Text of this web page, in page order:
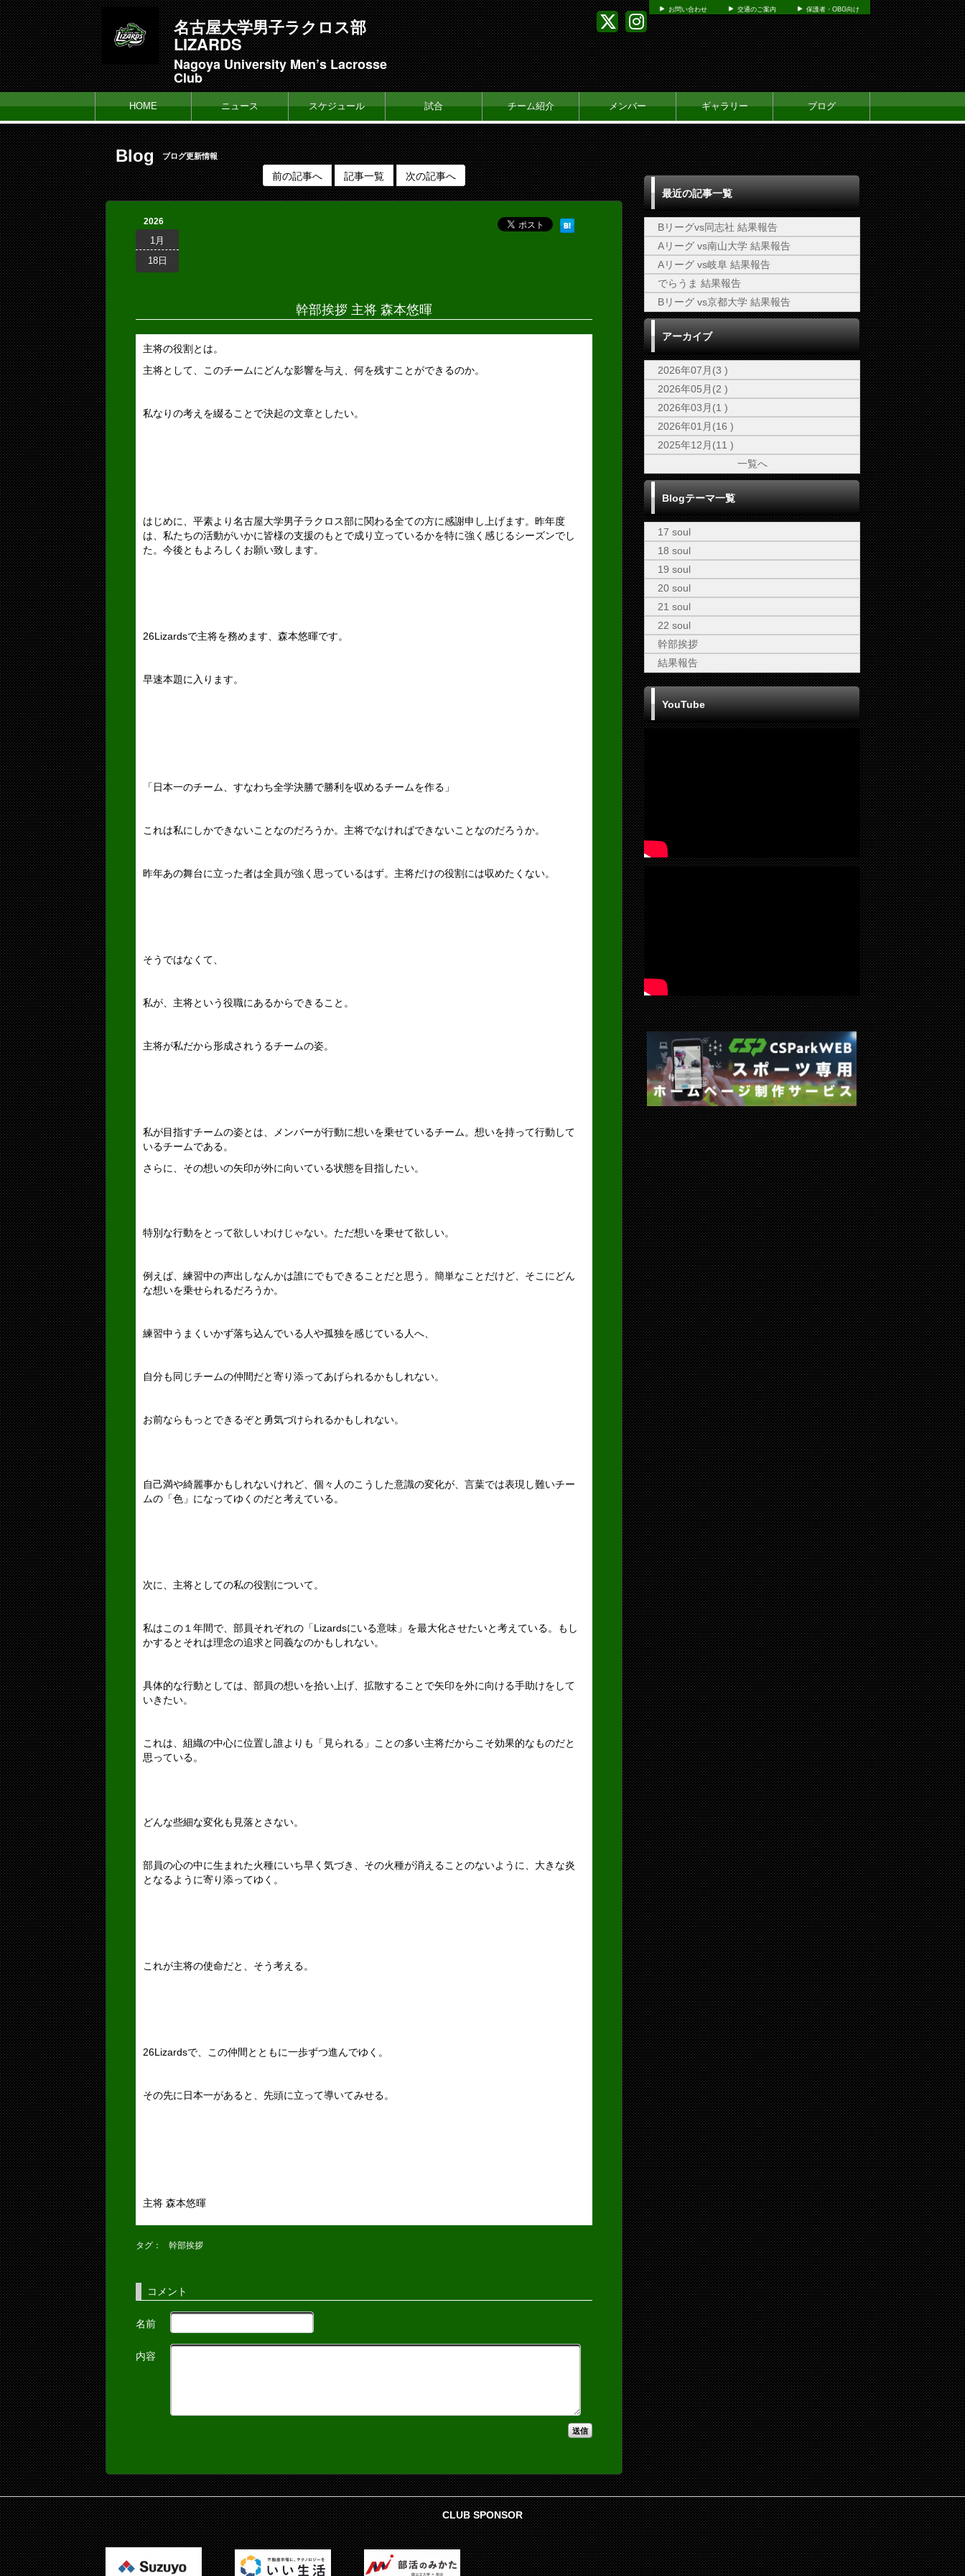
お問い合わせ 交通のご案内 保護者・OBG向け
名古屋大学男子ラクロス部
LIZARDS
Nagoya University Men’s Lacrosse
Club
HOME ニュース スケジュール 試合 チーム紹介 メンバー ギャラリー ブログ
Blog ブログ更新情報
前の記事へ 記事一覧 次の記事へ
2026
1月
18日
幹部挨拶 主将 森本悠暉
主将の役割とは。
主将として、このチームにどんな影響を与え、何を残すことができるのか。
私なりの考えを綴ることで決起の文章としたい。
はじめに、平素より名古屋大学男子ラクロス部に関わる全ての方に感謝申し上げます。昨年度
は、私たちの活動がいかに皆様の支援のもとで成り立っているかを特に強く感じるシーズンでし
た。今後ともよろしくお願い致します。
26Lizardsで主将を務めます、森本悠暉です。
早速本題に入ります。
「日本一のチーム、すなわち全学決勝で勝利を収めるチームを作る」
これは私にしかできないことなのだろうか。主将でなければできないことなのだろうか。
昨年あの舞台に立った者は全員が強く思っているはず。主将だけの役割には収めたくない。
そうではなくて、
私が、主将という役職にあるからできること。
主将が私だから形成されうるチームの姿。
私が目指すチームの姿とは、メンバーが行動に想いを乗せているチーム。想いを持って行動して
いるチームである。
さらに、その想いの矢印が外に向いている状態を目指したい。
特別な行動をとって欲しいわけじゃない。ただ想いを乗せて欲しい。
例えば、練習中の声出しなんかは誰にでもできることだと思う。簡単なことだけど、そこにどん
な想いを乗せられるだろうか。
練習中うまくいかず落ち込んでいる人や孤独を感じている人へ、
自分も同じチームの仲間だと寄り添ってあげられるかもしれない。
お前ならもっとできるぞと勇気づけられるかもしれない。
自己満や綺麗事かもしれないけれど、個々人のこうした意識の変化が、言葉では表現し難いチー
ムの「色」になってゆくのだと考えている。
次に、主将としての私の役割について。
私はこの１年間で、部員それぞれの「Lizardsにいる意味」を最大化させたいと考えている。もし
かするとそれは理念の追求と同義なのかもしれない。
具体的な行動としては、部員の想いを拾い上げ、拡散することで矢印を外に向ける手助けをして
いきたい。
これは、組織の中心に位置し誰よりも「見られる」ことの多い主将だからこそ効果的なものだと
思っている。
どんな些細な変化も見落とさない。
部員の心の中に生まれた火種にいち早く気づき、その火種が消えることのないように、大きな炎
となるように寄り添ってゆく。
これが主将の使命だと、そう考える。
26Lizardsで、この仲間とともに一歩ずつ進んでゆく。
その先に日本一があると、先頭に立って導いてみせる。
主将 森本悠暉
タグ： 幹部挨拶
コメント
名前
内容
最近の記事一覧
Bリーグvs同志社 結果報告
Aリーグ vs南山大学 結果報告
Aリーグ vs岐阜 結果報告
でらうま 結果報告
Bリーグ vs京都大学 結果報告
アーカイブ
2026年07月(3 )
2026年05月(2 )
2026年03月(1 )
2026年01月(16 )
2025年12月(11 )
一覧へ
Blogテーマ一覧
17 soul
18 soul
19 soul
20 soul
21 soul
22 soul
幹部挨拶
結果報告
YouTube
CLUB SPONSOR